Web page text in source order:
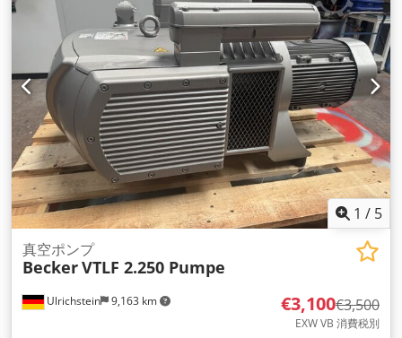
1 / 5
Ulrichstein 9,163 km
真空ポンプ
BeckerVTLF 2.250 Pumpe
€3,100€3,500
EXW VB 消費税別